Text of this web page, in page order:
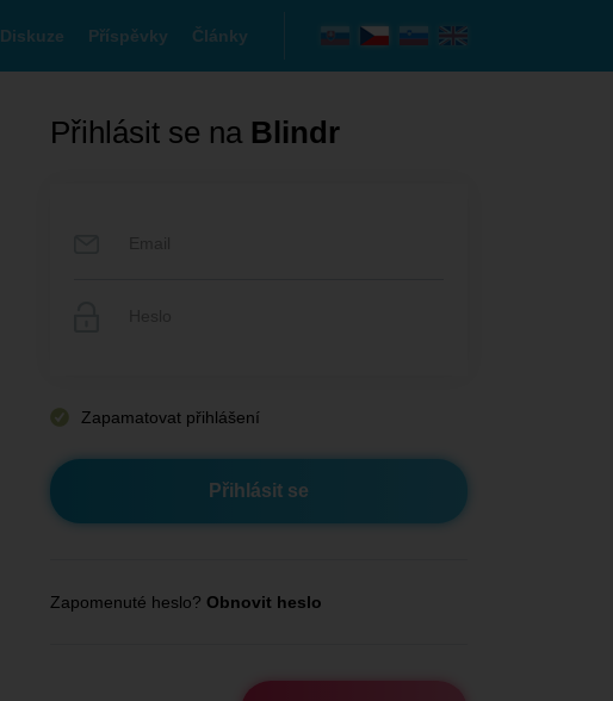
Diskuze Příspěvky Články
Přihlásit se na Blindr
Zapamatovat přihlášení
Zapomenuté heslo? Obnovit heslo